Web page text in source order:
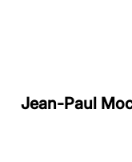
Jean-Paul